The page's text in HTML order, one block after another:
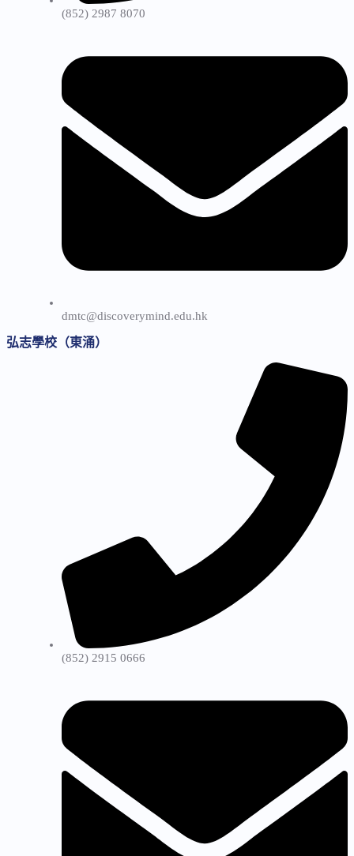
(852) 2987 8070
dmtc@discoverymind.edu.hk
弘志學校（東涌）
(852) 2915 0666